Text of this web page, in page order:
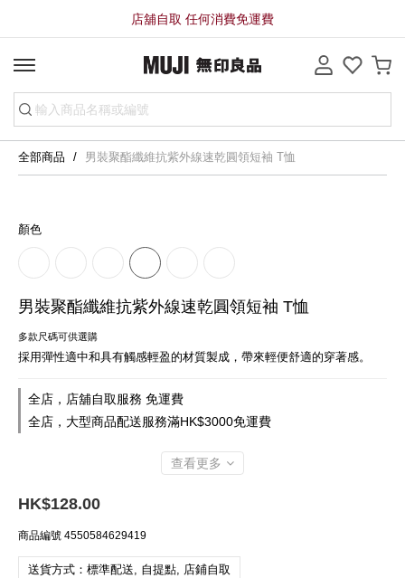
店舖自取 任何消費免運費
全部商品 男裝聚酯纖維抗紫外線速乾圓領短袖 T恤
顏色
男裝聚酯纖維抗紫外線速乾圓領短袖 T恤
多款尺碼可供選購
採用彈性適中和具有觸感輕盈的材質製成，帶來輕便舒適的穿著感。
全店，店舖自取服務 免運費
全店，大型商品配送服務滿HK$3000免運費
查看更多
HK$128.00
商品編號 4550584629419
送貨方式：標準配送, 自提點, 店鋪自取